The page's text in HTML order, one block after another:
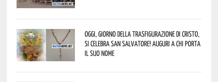
Oggi, giorno della Trasfigurazione di Cristo,
si celebra San Salvatore! Auguri a chi porta
il suo nome